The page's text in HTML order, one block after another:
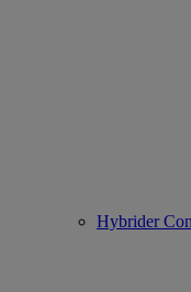
Hybrider